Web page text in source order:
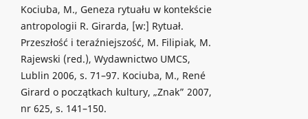
Kociuba, M., Geneza rytuału w kontekście
antropologii R. Girarda, [w:] Rytuał.
Przeszłość i teraźniejszość, M. Filipiak, M.
Rajewski (red.), Wydawnictwo UMCS,
Lublin 2006, s. 71–97. Kociuba, M., René
Girard o początkach kultury, „Znak” 2007,
nr 625, s. 141–150.